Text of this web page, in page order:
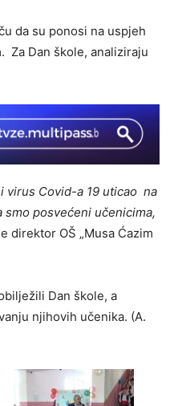
da su ponosi na uspjeh
Za Dan škole, analiziraju
virus Covid-a 19 uticao na
posvećeni učenicima,
direktor OŠ „Musa Ćazim
Dan škole, a
njihovih učenika. (A.